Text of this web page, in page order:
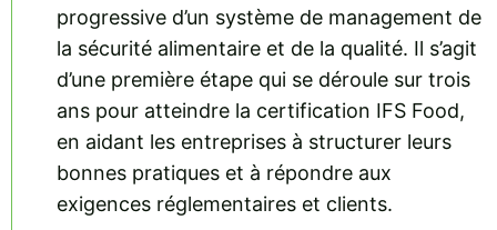
progressive d’un système de management de
la sécurité alimentaire et de la qualité. Il s’agit
d’une première étape qui se déroule sur trois
ans pour atteindre la certification IFS Food,
en aidant les entreprises à structurer leurs
bonnes pratiques et à répondre aux
exigences réglementaires et clients.